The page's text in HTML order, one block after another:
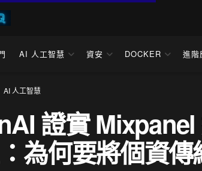
AI 人工智慧 資安 DOCKER 進階
AI 人工智慧
證實
為何要將個資傳